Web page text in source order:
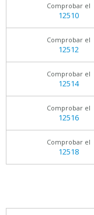
Comprobar el
12510
Comprobar el
12512
Comprobar el
12514
Comprobar el
12516
Comprobar el
12518